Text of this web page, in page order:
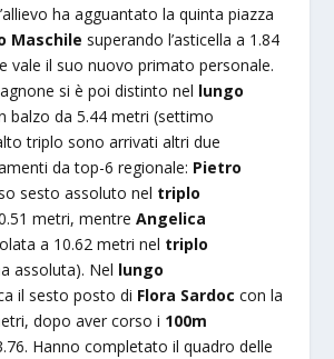
ha agguantato la quinta piazza
Maschile superando l’asticella a 1.84
vale il suo nuovo primato personale.
si è poi distinto nel lungo
balzo da 5.44 metri (settimo
triplo sono arrivati altri due
da top-6 regionale: Pietro
sesto assoluto nel triplo
metri, mentreAngelica
a 10.62 metri nel triplo
assoluta). Nel lungo
il sesto posto di Flora Sardoc con la
dopo aver corso i 100m
Hanno completato il quadro delle